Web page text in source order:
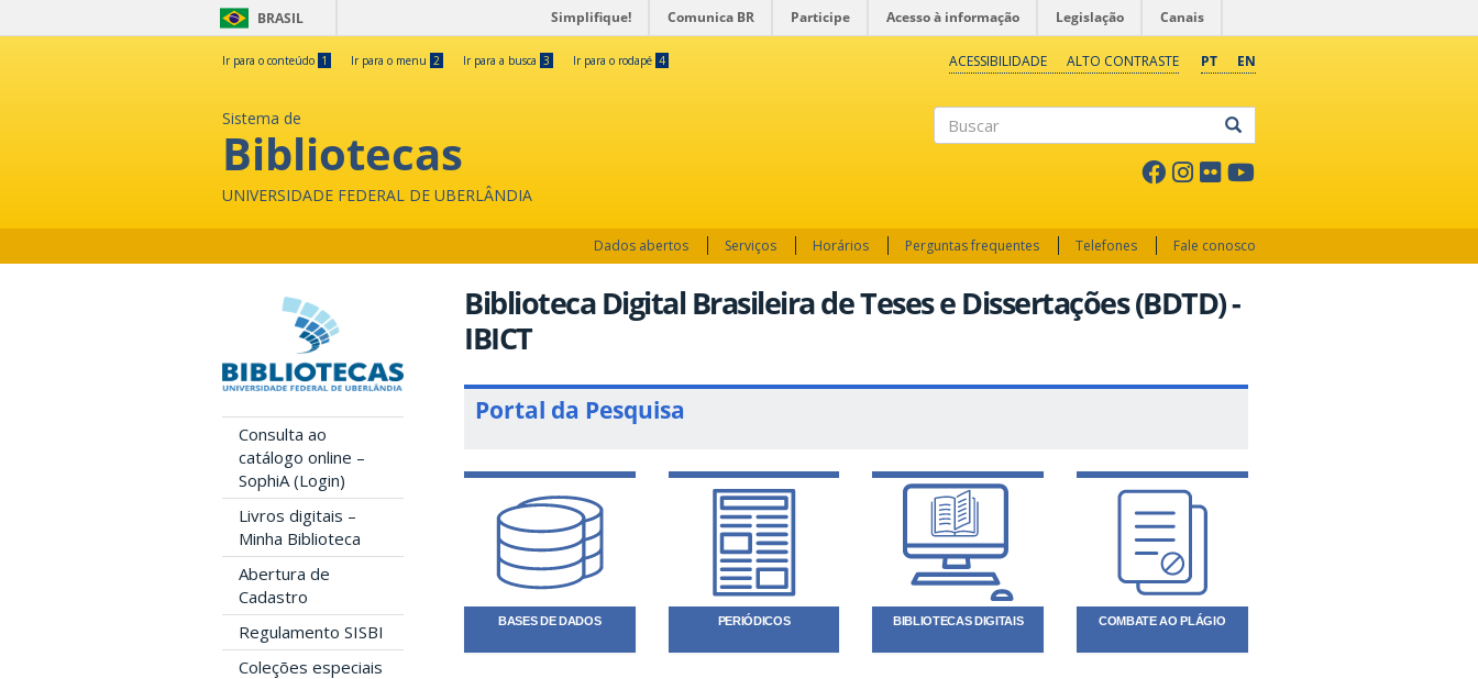
BRASIL Simplifique! Comunica BR Participe Acesso à informação Legislação Canais
Ir para o conteúdo 1 Ir para o menu 2 Ir para a busca 3 Ir para o rodapé 4 PT EN
ACESSIBILIDADE ALTO CONTRASTE
Sistema de
Bibliotecas
UNIVERSIDADE FEDERAL DE UBERLÂNDIA
Dados abertos Serviços Horários Perguntas frequentes Telefones Fale conosco
Consulta ao
catálogo online –
SophiA (Login)
Livros digitais –
Minha Biblioteca
Abertura de
Cadastro
Regulamento SISBI
Coleções especiais
Biblioteca Digital Brasileira de Teses e Dissertações (BDTD) -
IBICT
Portal da Pesquisa
BASES DE DADOS PERIÓDICOS BIBLIOTECAS DIGITAIS COMBATE AO PLÁGIO